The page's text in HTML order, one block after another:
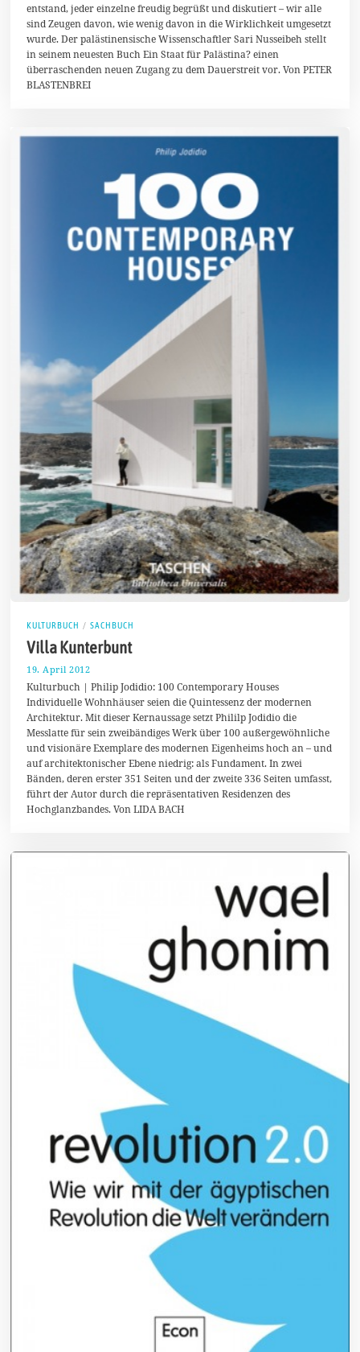
a
r
2
0
2
0
entstand, jeder einzelne freudig begrüßt und diskutiert – wir alle
sind Zeugen davon, wie wenig davon in die Wirklichkeit umgesetzt
wurde. Der palästinensische Wissenschaftler Sari Nusseibeh stellt
in seinem neuesten Buch Ein Staat für Palästina? einen
überraschenden neuen Zugang zu dem Dauerstreit vor. Von PETER
BLASTENBREI
KULTURBUCH / SACHBUCH
Villa Kunterbunt
19. April 2012
.
F
e
b
r
a
r
2
0
2
0
Kulturbuch | Philip Jodidio: 100 Contemporary Houses
Individuelle Wohnhäuser seien die Quintessenz der modernen
Architektur. Mit dieser Kernaussage setzt Phililp Jodidio die
Messlatte für sein zweibändiges Werk über 100 außergewöhnliche
und visionäre Exemplare des modernen Eigenheims hoch an – und
auf architektonischer Ebene niedrig: als Fundament. In zwei
Bänden, deren erster 351 Seiten und der zweite 336 Seiten umfasst,
führt der Autor durch die repräsentativen Residenzen des
Hochglanzbandes. Von LIDA BACH